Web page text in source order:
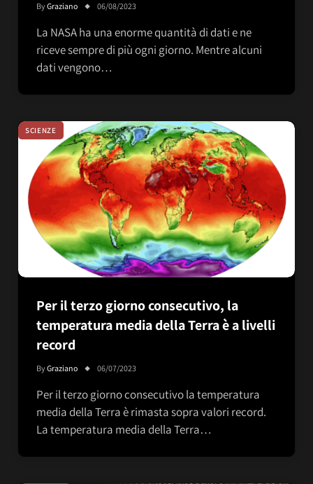
ByGraziano 06/08/2023
La NASA ha una enorme quantità di dati e ne
riceve sempre di più ogni giorno. Mentre alcuni
dati vengono…
SCIENZE
Per il terzo giorno consecutivo, la
temperatura media della Terra è a livelli
record
ByGraziano 06/07/2023
Per il terzo giorno consecutivo la temperatura
media della Terra è rimasta sopra valori record.
La temperatura media della Terra…